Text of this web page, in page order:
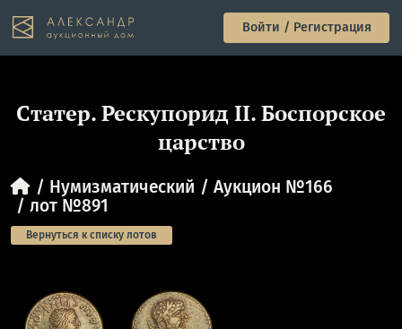
Войти / Регистрация
Cтатер. Рескупорид II. Боспорское
царство
Нумизматический
Аукцион №166
лот №891
Вернуться к списку лотов